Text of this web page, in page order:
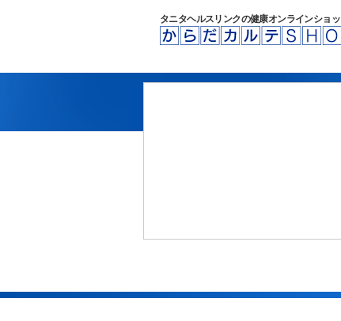
タニタヘルスリンクの健康オンラインショ